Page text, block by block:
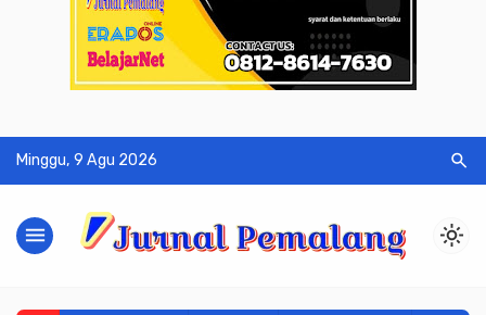
Minggu, 9 Agu 2026 search
menu light_mode